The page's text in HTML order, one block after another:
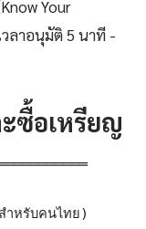
Your
วลาอนุมัติ 5 นาที -
ซื้อเหรียญ
รับคนไทย)